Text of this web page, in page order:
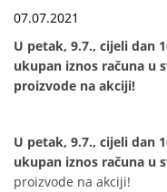
07.07.2021
U petak, 9.7., cijeli dan
ukupan iznos računa u
proizvode na akciji!
U petak, 9.7., cijeli dan
ukupan iznos računa u
proizvode na akciji!